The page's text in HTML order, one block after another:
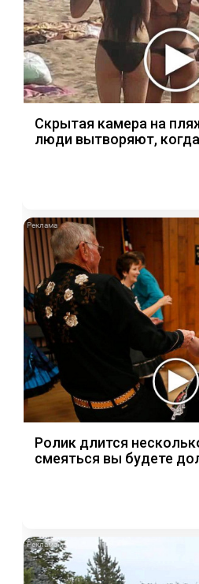
Скрытая камера на
люди вытворяют, когда
Ролик длится
смеяться вы будете